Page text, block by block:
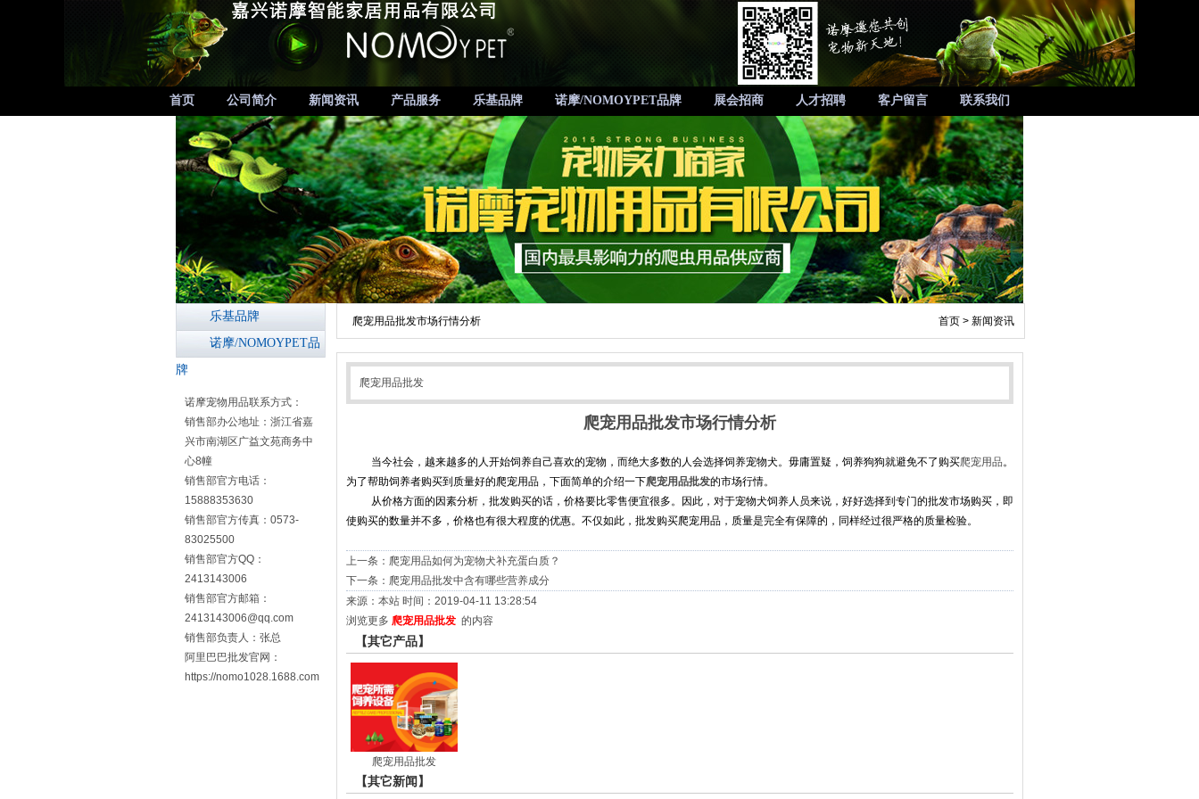
首页 公司简介 新闻资讯 产品服务 乐基品牌 诺摩/NOMOYPET品牌 展会招商 人才招聘 客户留言 联系我们
乐基品牌
诺摩/NOMOYPET品
牌
诺摩宠物用品联系方式：
销售部办公地址：浙江省嘉
兴市南湖区广益文苑商务中
心8幢
销售部官方电话：
15888353630
销售部官方传真：0573-
83025500
销售部官方QQ：
2413143006
销售部官方邮箱：
2413143006@qq.com
销售部负责人：张总
阿里巴巴批发官网：
https://nomo1028.1688.com
爬宠用品批发市场行情分析 首页 > 新闻资讯
爬宠用品批发
爬宠用品批发市场行情分析
当今社会，越来越多的人开始饲养自己喜欢的宠物，而绝大多数的人会选择饲养宠物犬。毋庸置疑，饲养狗狗就避免不了购买爬宠用品。
为了帮助饲养者购买到质量好的爬宠用品，下面简单的介绍一下爬宠用品批发的市场行情。
从价格方面的因素分析，批发购买的话，价格要比零售便宜很多。因此，对于宠物犬饲养人员来说，好好选择到专门的批发市场购买，即
使购买的数量并不多，价格也有很大程度的优惠。不仅如此，批发购买爬宠用品，质量是完全有保障的，同样经过很严格的质量检验。
上一条： 爬宠用品如何为宠物犬补充蛋白质？
下一条： 爬宠用品批发中含有哪些营养成分
来源：本站 时间：2019-04-11 13:28:54
浏览更多 爬宠用品批发 的内容
【其它产品】
爬宠用品批发
【其它新闻】